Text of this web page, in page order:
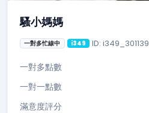
騷小媽媽
一對多忙線中 i349 ID: i349_301139
一對多點數
一對一點數
滿意度評分